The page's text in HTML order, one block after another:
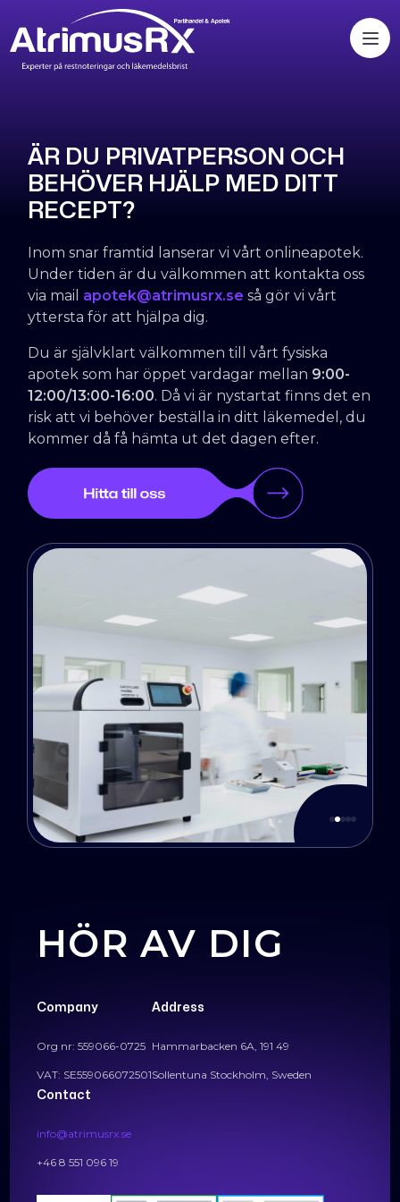
ÄR DU PRIVATPERSON OCH
BEHÖVER HJÄLP MED DITT
RECEPT?
Inom snar framtid lanserar vi vårt onlineapotek.
Under tiden är du välkommen att kontakta oss
via mail apotek@atrimusrx.se så gör vi vårt
yttersta för att hjälpa dig.
Du är självklart välkommen till vårt fysiska
apotek som har öppet vardagar mellan 9:00-
12:00/13:00-16:00. Då vi är nystartat finns det en
risk att vi behöver beställa in ditt läkemedel, du
kommer då få hämta ut det dagen efter.
HÖR AV DIG
Company
Org nr: 559066-0725
VAT: SE559066072501
Address
Hammarbacken 6A, 191 49
Sollentuna Stockholm, Sweden
Contact
info@atrimusrx.se
+46 8 551 096 19